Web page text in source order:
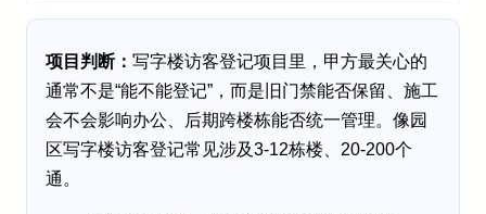
项目判断： 写字楼访客登记项目里，甲方最关心的
通常不是“能不能登记”，而是旧门禁能否保留、施工
会不会影响办公、后期跨楼栋能否统一管理。像园
区写字楼访客登记常见涉及3-12栋楼、20-200个
通。